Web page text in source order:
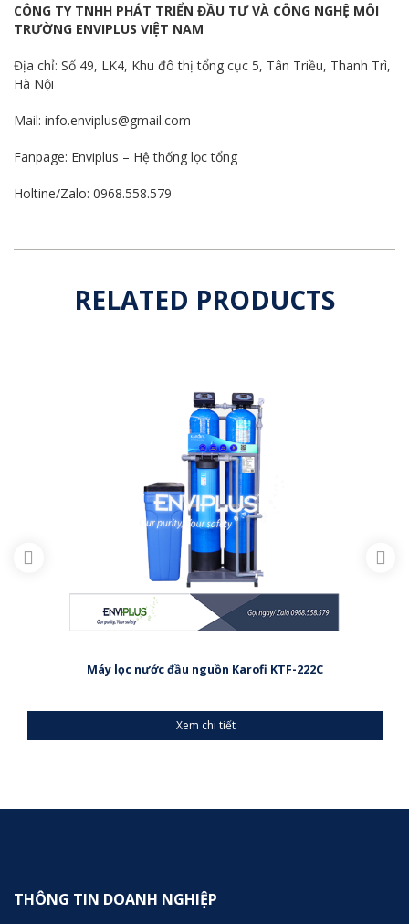
CÔNG TY TNHH PHÁT TRIỂN ĐẦU TƯ VÀ CÔNG NGHỆ MÔI
TRƯỜNG ENVIPLUS VIỆT NAM
Địa chỉ: Số 49, LK4, Khu đô thị tổng cục 5, Tân Triều, Thanh Trì,
Hà Nội
Mail: info.enviplus@gmail.com
Fanpage: Enviplus – Hệ thống lọc tổng
Holtine/Zalo: 0968.558.579
RELATED PRODUCTS
Máy lọc nước đầu nguồn Karofi KTF-222C
Xem chi tiết
THÔNG TIN DOANH NGHIỆP